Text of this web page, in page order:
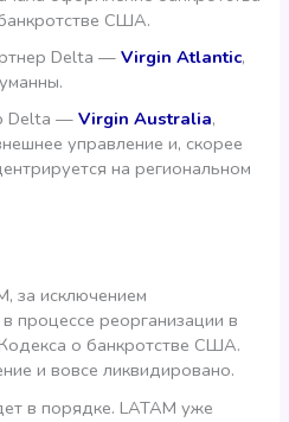
США.
Delta —Virgin Atlantic,
Delta —Virgin Australia,
управление и, скорее
на региональном
за исключением
процессе реорганизации в
о банкротстве США.
и вовсе ликвидировано.
в порядке. LATAM уже